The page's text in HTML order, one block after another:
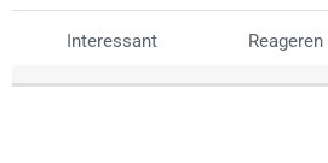
Interessant Reageren